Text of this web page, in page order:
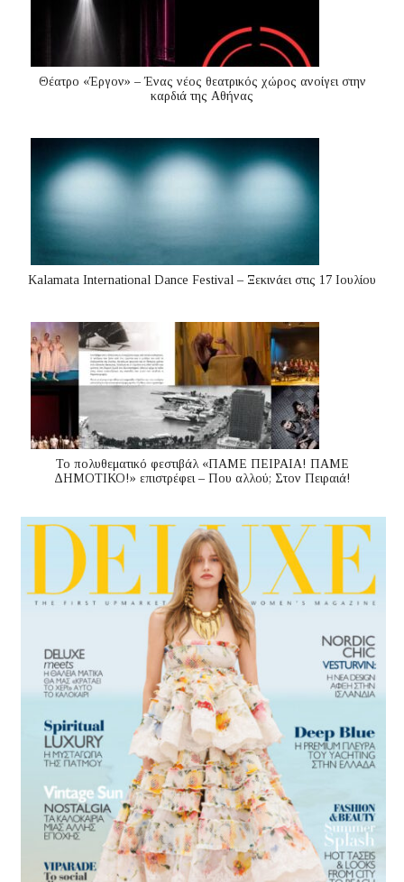
Θέατρο «Έργον» – Ένας νέος θεατρικός χώρος ανοίγει στην
καρδιά της Αθήνας
Kalamata International Dance Festival – Ξεκινάει στις 17 Ιουλίου
Το πολυθεματικό φεστιβάλ «ΠΑΜΕ ΠΕΙΡΑΙΑ! ΠΑΜΕ
ΔΗΜΟΤΙΚΟ!» επιστρέφει – Που αλλού; Στον Πειραιά!